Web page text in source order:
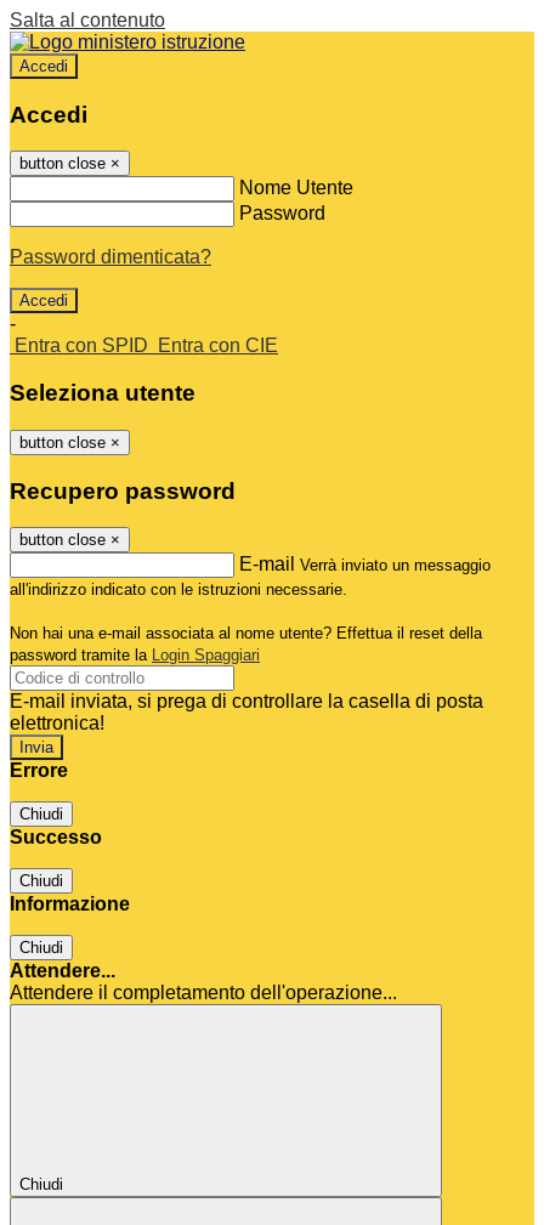
Salta al contenuto
Accedi
Accedi
button close ×
Nome Utente
Password
Password dimenticata?
-
Entra con SPID
Entra con CIE
Seleziona utente
button close ×
Recupero password
button close ×
E-mail Verrà inviato un messaggio
all'indirizzo indicato con le istruzioni necessarie.
Non hai una e-mail associata al nome utente? Effettua il reset della
password tramite la Login Spaggiari
E-mail inviata, si prega di controllare la casella di posta
elettronica!
Errore
Chiudi
Successo
Chiudi
Informazione
Chiudi
Attendere...
Attendere il completamento dell'operazione...
Chiudi